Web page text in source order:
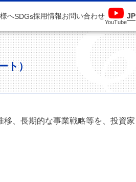
へSDGs採用情報お問い合わせ
YouTube
JP
ト）
、長期的な事業戦略等を、投資家